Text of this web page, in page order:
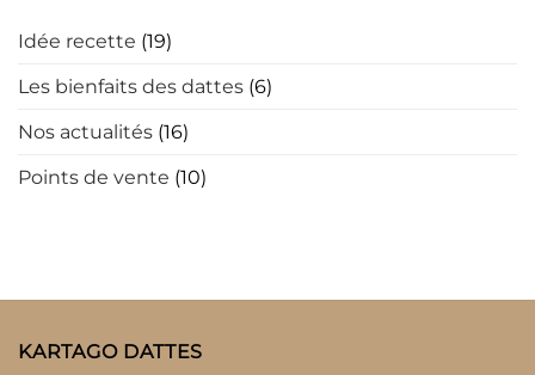
Idée recette (19)
Les bienfaits des dattes (6)
Nos actualités (16)
Points de vente (10)
KARTAGO DATTES